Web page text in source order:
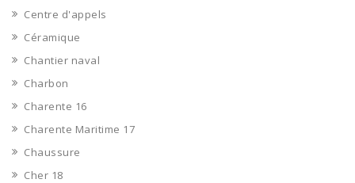
Centre d'appels
Céramique
Chantier naval
Charbon
Charente 16
Charente Maritime 17
Chaussure
Cher 18